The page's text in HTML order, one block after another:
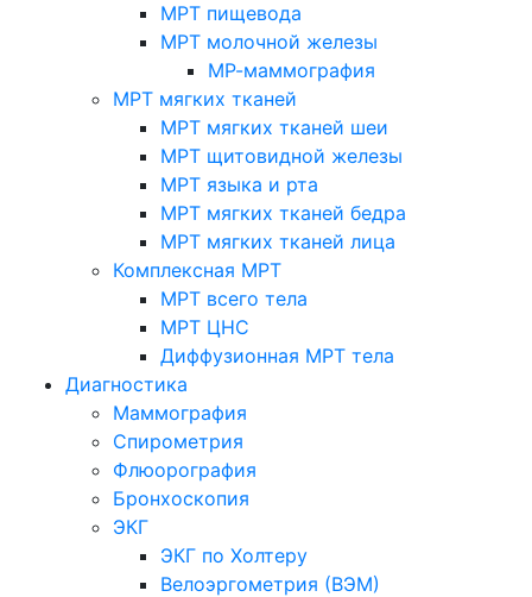
МРТ пищевода
МРТ молочной железы
МР-маммография
МРТ мягких тканей
МРТ мягких тканей шеи
МРТ щитовидной железы
МРТ языка и рта
МРТ мягких тканей бедра
МРТ мягких тканей лица
Комплексная МРТ
МРТ всего тела
МРТ ЦНС
Диффузионная МРТ тела
Диагностика
Маммография
Спирометрия
Флюорография
Бронхоскопия
ЭКГ
ЭКГ по Холтеру
Велоэргометрия (ВЭМ)